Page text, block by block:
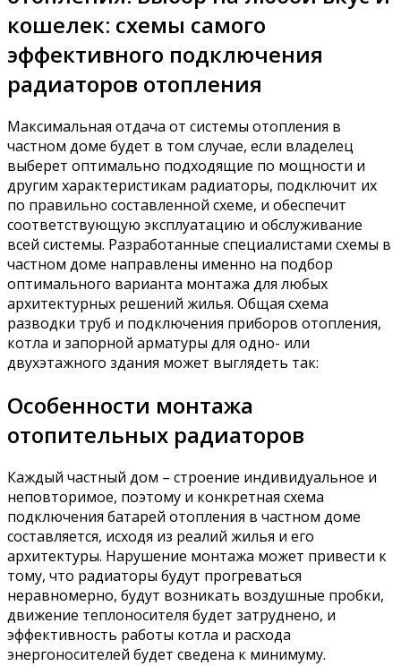
кошелек: схемы самого
эффективного подключения
радиаторов отопления
Максимальная отдача от системы отопления в
частном доме будет в том случае, если владелец
выберет оптимально подходящие по мощности и
другим характеристикам радиаторы, подключит их
по правильно составленной схеме, и обеспечит
соответствующую эксплуатацию и обслуживание
всей системы. Разработанные специалистами схемы в
частном доме направлены именно на подбор
оптимального варианта монтажа для любых
архитектурных решений жилья. Общая схема
разводки труб и подключения приборов отопления,
котла и запорной арматуры для одно- или
двухэтажного здания может выглядеть так:
Особенности монтажа
отопительных радиаторов
Каждый частный дом – строение индивидуальное и
неповторимое, поэтому и конкретная схема
подключения батарей отопления в частном доме
составляется, исходя из реалий жилья и его
архитектуры. Нарушение монтажа может привести к
тому, что радиаторы будут прогреваться
неравномерно, будут возникать воздушные пробки,
движение теплоносителя будет затруднено, и
эффективность работы котла и расхода
энергоносителей будет сведена к минимуму.